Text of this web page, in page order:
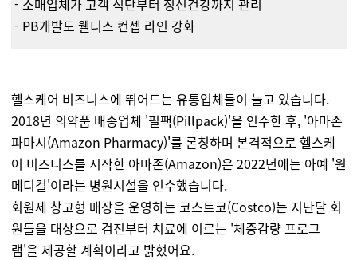
- 소매업체가 고객 식단부터 정신건강까지 관리
- PB개발도 웰니스 컨셉 라인 강화
헬스케어 비즈니스에 뛰어드는 유통업체들이 늘고 있습니다.
2018년 의약품 배송업체 '필팩(Pillpack)'을 인수한 후, '아마존
파마시(Amazon Pharmacy)'를 론칭하며 본격적으로 헬스케
어 비즈니스를 시작한 아마존(Amazon)은 2022년에는 아예 '원
메디컬'이라는 병원시설을 인수했습니다.
회원제 창고형 매장을 운영하는 코스트코(Costco)는 지난달 회
원들을 대상으로 검진부터 치료에 이르는 '체중감량 프로그
램'을 제공할 계획이라고 밝혔어요.